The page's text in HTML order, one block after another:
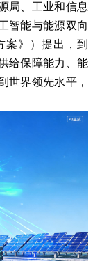
局、工业和信息
智能与能源双向
案》）提出，到
给保障能力、能
世界领先水平，